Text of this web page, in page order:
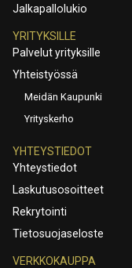
Jalkapallolukio
YRITYKSILLE
Palvelut yrityksille
Yhteistyössä
Meidän Kaupunki
Yrityskerho
YHTEYSTIEDOT
Yhteystiedot
Laskutusosoitteet
Rekrytointi
Tietosuojaseloste
VERKKOKAUPPA